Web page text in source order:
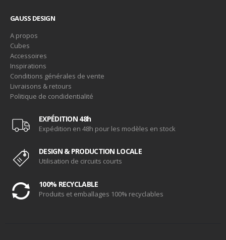
GAUSS DESIGN
A propos
Cubes
Accessoires
Inspirations
Conditions générales de vente
Livraisons & retours
Politique de condidentialité
EXPÉDITION 48h
Expédition en 48h pour les modèles en stock
DESIGN & PRODUCTION LOCALE
Utilisation de circuits courts
100% RECYCLABLE
Produits et emballages 100% recyclables